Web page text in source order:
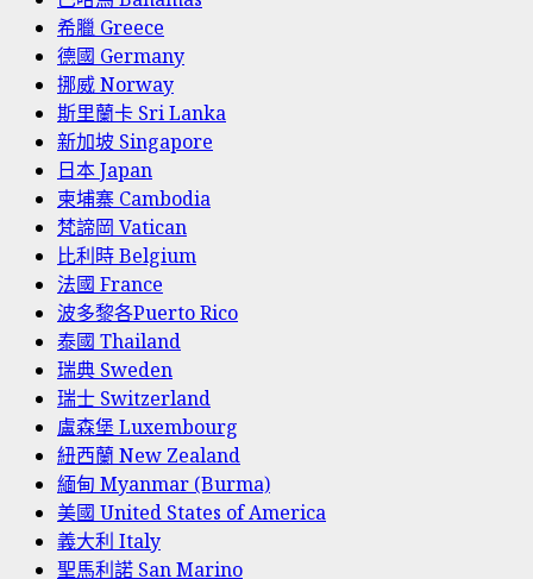
希臘 Greece
德國 Germany
挪威 Norway
斯里蘭卡 Sri Lanka
新加坡 Singapore
日本 Japan
柬埔寨 Cambodia
梵諦岡 Vatican
比利時 Belgium
法國 France
波多黎各Puerto Rico
泰國 Thailand
瑞典 Sweden
瑞士 Switzerland
盧森堡 Luxembourg
紐西蘭 New Zealand
緬甸 Myanmar (Burma)
美國 United States of America
義大利 Italy
聖馬利諾 San Marino